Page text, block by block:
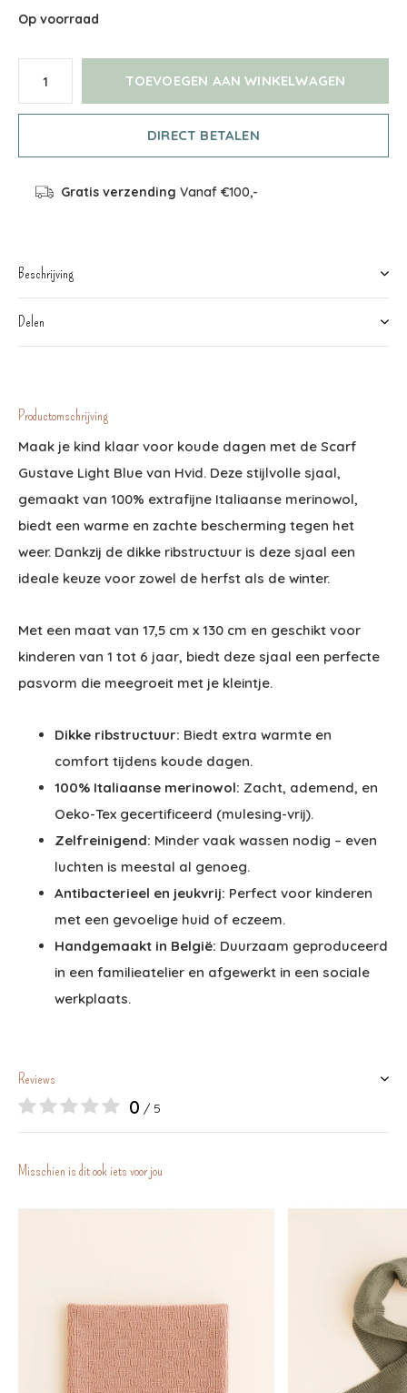
Op voorraad
TOEVOEGEN AAN WINKELWAGEN
DIRECT BETALEN
Gratis verzending Vanaf €100,-
Beschrijving
Delen
Productomschrijving
Maak je kind klaar voor koude dagen met de Scarf
Gustave Light Blue van Hvid. Deze stijlvolle sjaal,
gemaakt van 100% extrafijne Italiaanse merinowol,
biedt een warme en zachte bescherming tegen het
weer. Dankzij de dikke ribstructuur is deze sjaal een
ideale keuze voor zowel de herfst als de winter.
Met een maat van 17,5 cm x 130 cm en geschikt voor
kinderen van 1 tot 6 jaar, biedt deze sjaal een perfecte
pasvorm die meegroeit met je kleintje.
Dikke ribstructuur: Biedt extra warmte en
comfort tijdens koude dagen.
100% Italiaanse merinowol: Zacht, ademend, en
Oeko-Tex gecertificeerd (mulesing-vrij).
Zelfreinigend: Minder vaak wassen nodig – even
luchten is meestal al genoeg.
Antibacterieel en jeukvrij: Perfect voor kinderen
met een gevoelige huid of eczeem.
Handgemaakt in België: Duurzaam geproduceerd
in een familieatelier en afgewerkt in een sociale
werkplaats.
Reviews
0 / 5
Misschien is dit ook iets voor jou